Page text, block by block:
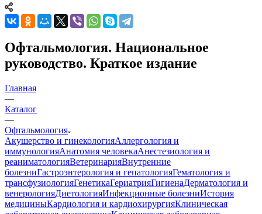
Офтальмология. Национальное
руководство. Краткое издание
Главная
—
Каталог
—
Офтальмология
Акушерство и гинекологияАллергология и
иммунологияАнатомия человекаАнестезиология и
реаниматологияВетеринарияВнутренние
болезниГастроэнтерология и гепатологияГематология и
трансфузиологияГенетикаГериатрияГигиенаДерматология и
венерологияДиетологияИнфекционные болезниИстория
медициныКардиология и кардиохирургияКлиническая